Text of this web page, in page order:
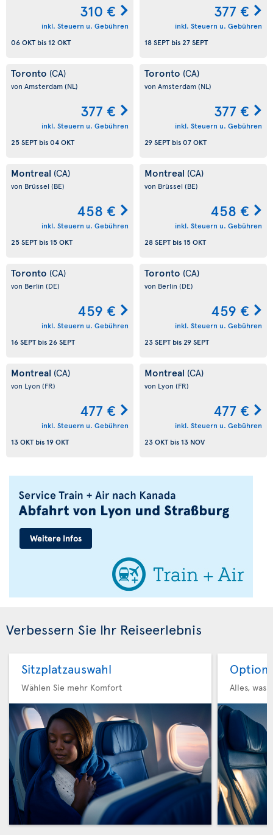
310 €
inkl. Steuern u. Gebühren
06 OKTbis 12 OKT
377 €
inkl. Steuern u. Gebühren
18 SEPTbis27 SEPT
Toronto (CA)
von Amsterdam(NL)
377 €
inkl. Steuern u. Gebühren
25 SEPTbis04 OKT
Toronto (CA)
von Amsterdam(NL)
377 €
inkl. Steuern u. Gebühren
29 SEPTbis07 OKT
Montreal (CA)
von Brüssel (BE)
458 €
inkl. Steuern u. Gebühren
25 SEPTbis 15 OKT
Montreal (CA)
von Brüssel (BE)
458 €
inkl. Steuern u. Gebühren
28 SEPTbis 15 OKT
Toronto (CA)
von Berlin (DE)
459 €
inkl. Steuern u. Gebühren
16 SEPTbis26 SEPT
Toronto (CA)
von Berlin (DE)
459 €
inkl. Steuern u. Gebühren
23 SEPTbis29 SEPT
Montreal (CA)
von Lyon (FR)
477 €
inkl. Steuern u. Gebühren
13 OKTbis 19 OKT
Montreal (CA)
von Lyon (FR)
477 €
inkl. Steuern u. Gebühren
23 OKTbis 13 NOV
Verbessern Sie Ihr Reiseerlebnis
Sitzplatzauswahl
Wählen Sie mehr Komfort
Option
Alles, was